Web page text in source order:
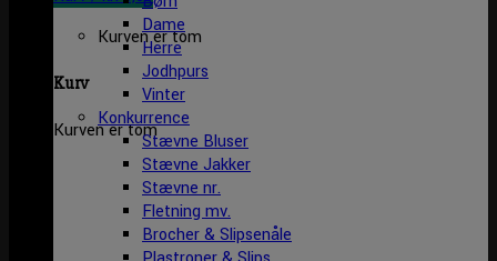
Kurven er tom
Kurv
Kurven er tom
Dame
Herre
Jodhpurs
Vinter
Konkurrence
Stævne Bluser
Stævne Jakker
Stævne nr.
Fletning mv.
Brocher & Slipsenåle